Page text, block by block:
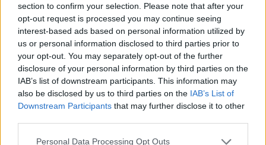
section to confirm your selection. Please note that after your
opt-out request is processed you may continue seeing
interest-based ads based on personal information utilized by
us or personal information disclosed to third parties prior to
your opt-out. You may separately opt-out of the further
disclosure of your personal information by third parties on the
IAB’s list of downstream participants. This information may
also be disclosed by us to third parties on the IAB’s List of
Downstream Participants that may further disclose it to other
Personal Data Processing Opt Outs
Marthe - 03.12.2019 - 08:36
Så mange gode minner med mummitrollet! ❤️
Julebaksten hadde blitt ekstra koselig med de formene!
Svar
Anonym - 03.12.2019 - 08:38